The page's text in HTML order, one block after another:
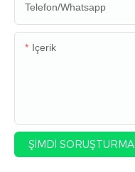
Telefon/whatsapp
Içerik
ŞIMDI SORUŞTURMA